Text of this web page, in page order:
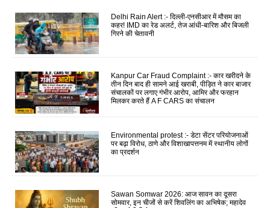
Delhi Rain Alert :- दिल्ली-एनसीआर में मौसम का
कहर! IMD का रेड अलर्ट, तेज आंधी-बारिश और बिजली
गिरने की चेतावनी
Kanpur Car Fraud Complaint :- कार खरीदने के
तीन दिन बाद ही सामने आई खराबी, पीड़ित ने कार बाजार
संचालकों पर लगाए गंभीर आरोप, आमिर और फरहान
मिलकर करते हैं A F CARS का संचालन
Environmental protest :- डेटा सेंटर परियोजनाओं
पर बढ़ा विरोध, ठाणे और विशाखापत्तनम में स्थानीय लोगों
का प्रदर्शन
Sawan Somwar 2026: आज सावन का दूसरा
सोमवार, इन चीजों से करें शिवलिंग का अभिषेक; महादेव